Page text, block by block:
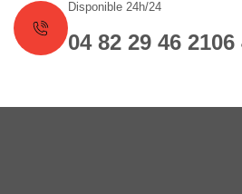
Disponible 24h/24
04 82 29 46 2106